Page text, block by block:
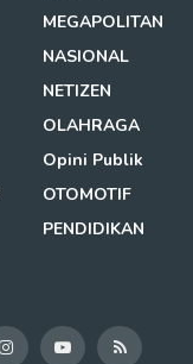
MEGAPOLITAN
NASIONAL
NETIZEN
OLAHRAGA
Opini Publik
OTOMOTIF
PENDIDIKAN